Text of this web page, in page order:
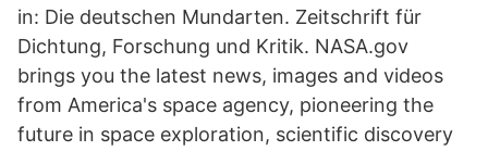
in: Die deutschen Mundarten. Zeitschrift für
Dichtung, Forschung und Kritik. NASA.gov
brings you the latest news, images and videos
from America's space agency, pioneering the
future in space exploration, scientific discovery